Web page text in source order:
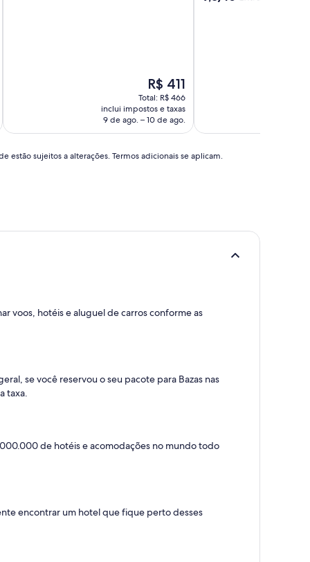
O
preço
é
de
R$ 411
R$ 411
Total: R$ 466
inclui impostos e taxas
9 de ago. – 10 de ago.
estão sujeitos a alterações. Termos adicionais se aplicam.
voos, hotéis e aluguel de carros conforme as
se você reservou o seu pacote para Bazas nas
taxa.
de hotéis e acomodações no mundo todo
encontrar um hotel que fique perto desses